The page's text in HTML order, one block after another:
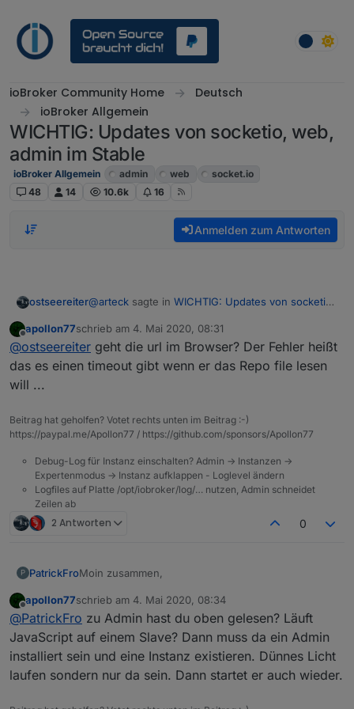
ioBroker Community Home
Deutsch
ioBroker Allgemein
WICHTIG: Updates von socketio, web,
admin im Stable
ioBroker Allgemein admin web
socket.io
48
14 10.6k 16
Anmelden zum Antworten
ostseereiter@arteck sagte in WICHTIG: Updates von socketio,
iobroker update
root@debianhp:/opt/iobroker# iobroker
Used repository: latest
Cannot download json from http://
update done
kommt dann diese Fehlermeldung
Offline
apollon77schrieb am 4. Mai 2020, 08:31
zuletzt editiert von
@ostseereiter geht die url im Browser? Der Fehler heißt
das es einen timeout gibt wenn er das Repo file lesen
will ...
Beitrag hat geholfen? Votet rechts unten im Beitrag :-)
https://paypal.me/Apollon77 / https://github.com/sponsors/Apollon77
Debug-Log für Instanz einschalten? Admin -> Instanzen ->
Expertenmodus -> Instanz aufklappen - Loglevel ändern
Logfiles auf Platte /opt/iobroker/log/… nutzen, Admin schneidet
Zeilen ab
2 Antworten 0
P PatrickFroMoin zusammen,
gestern habe ich Admin+ JavaScript + Web
aktualisiert. Es lief danach alles.
Heute wollte ich den Rest aktualisieren, es wird
aber nichts mehr angezeigt, was noch ein Update
erhalten sollte:
Was mich aber deutlich stärker stört ist das
JavaScript seit heute nicht mehr grün wird und
Offline
apollon77schrieb am 4. Mai 2020, 08:34
zuletzt editiert von
@PatrickFro zu Admin hast du oben gelesen? Läuft
JavaScript auf einem Slave? Dann muss da ein Admin
installiert sein und eine Instanz existieren. Dünnes Licht
laufen sondern nur da sein. Dann startet er auch wieder.